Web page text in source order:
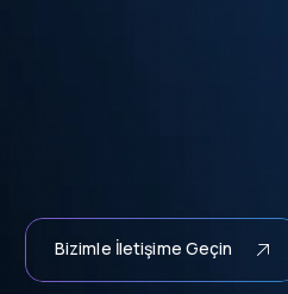
Bizimle İletişime Geçin